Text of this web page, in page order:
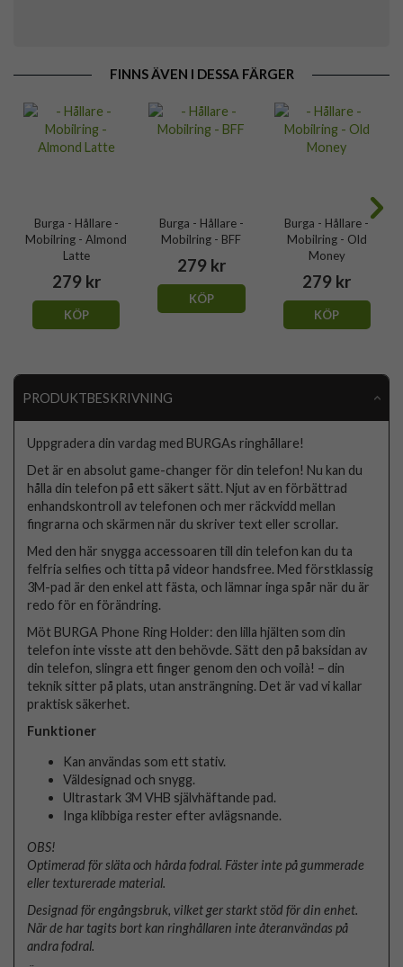
FINNS ÄVEN I DESSA FÄRGER
Burga - Hållare -
Mobilring - Almond
Latte
279 kr
KÖP
Burga - Hållare -
Mobilring - BFF
279 kr
KÖP
Burga - Hållare -
Mobilring - Old
Money
279 kr
KÖP
PRODUKTBESKRIVNING
Uppgradera din vardag med BURGAs ringhållare!
Det är en absolut game-changer för din telefon! Nu kan du
hålla din telefon på ett säkert sätt. Njut av en förbättrad
enhandskontroll av telefonen och mer räckvidd mellan
fingrarna och skärmen när du skriver text eller scrollar.
Med den här snygga accessoaren till din telefon kan du ta
felfria selfies och titta på videor handsfree. Med förstklassig
3M-pad är den enkel att fästa, och lämnar inga spår när du är
redo för en förändring.
Möt BURGA Phone Ring Holder: den lilla hjälten som din
telefon inte visste att den behövde. Sätt den på baksidan av
din telefon, slingra ett finger genom den och voilà! – din
teknik sitter på plats, utan ansträngning. Det är vad vi kallar
praktisk säkerhet.
Funktioner
Kan användas som ett stativ.
Väldesignad och snygg.
Ultrastark 3M VHB självhäftande pad.
Inga klibbiga rester efter avlägsnande.
OBS!
Optimerad för släta och hårda fodral. Fäster inte på gummerade
eller texturerade material.
Designad för engångsbruk, vilket ger starkt stöd för din enhet.
När de har tagits bort kan ringhållaren inte återanvändas på
andra fodral.